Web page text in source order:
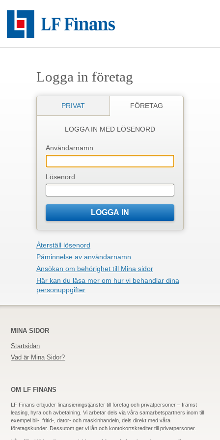
Logga in företag
PRIVAT FÖRETAG
LOGGA IN MED LÖSENORD
Användarnamn
Lösenord
LOGGA IN
Återställ lösenord
Påminnelse av användarnamn
Ansökan om behörighet till Mina sidor
Här kan du läsa mer om hur vi behandlar dina
personuppgifter
MINA SIDOR
Startsidan
Vad är Mina Sidor?
OM LF FINANS
LF Finans erbjuder finansieringstjänster till företag och privatpersoner – främst
leasing, hyra och avbetalning. Vi arbetar dels via våra samarbetspartners inom till
exempel bil-, fritid-,dator- och maskinhandeln, dels direkt med våra
företagskunder. Dessutom ger vi lån och kontokortskrediter till privatpersoner.